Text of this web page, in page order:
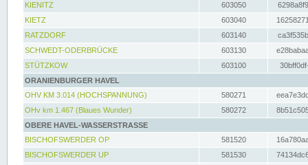
KIENITZ
603050
KIETZ
603040
RATZDORF
603140
SCHWEDT-ODERBRÜCKE
603130
STÜTZKOW
603100
ORANIENBURGER HAVEL
OHV KM 3.014 (HOCHSPANNUNG)
580271
OHv km 1.467 (Blaues Wunder)
580272
OBERE HAVEL-WASSERSTRASSE
BISCHOFSWERDER OP
581520
BISCHOFSWERDER UP
581530